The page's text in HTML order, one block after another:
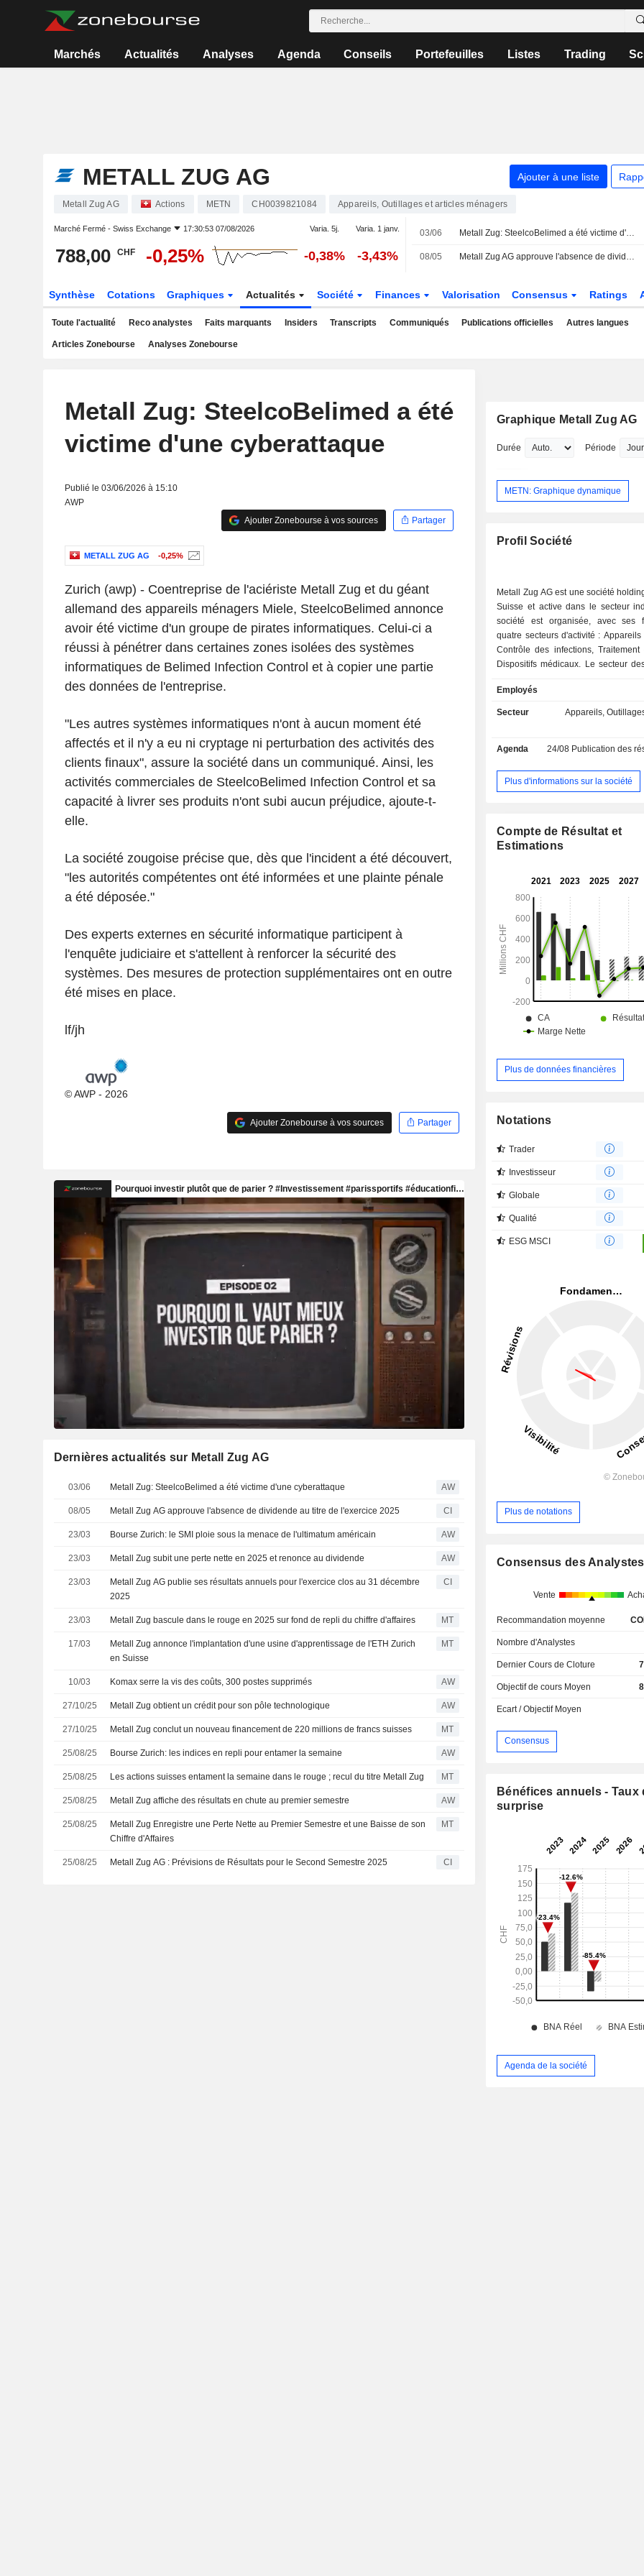
Marchés Actualités Analyses Agenda Conseils Portefeuilles Listes Trading
METALL ZUG AG Ajouter à une liste
Metall Zug AG Actions METN CH0039821084 Appareils, Outillages et articles ménagers
Marché Fermé - Swiss Exchange 17:30:53 07/08/2026 Varia. 5j. Varia. 1 janv.
788,00 CHF -0,25% -0,38% -3,43%
03/06 Metall Zug: SteelcoBelimed a été victime d'une cyberattaque
08/05 Metall Zug AG approuve l'absence de dividende au titre de l'exercice 2025
Synthèse Cotations Graphiques Actualités Société Finances Valorisation Consensus Ratings
Toute l'actualité Reco analystes Faits marquants Insiders Transcripts Communiqués Publications officielles Autres langues
Articles Zonebourse Analyses Zonebourse
Metall Zug: SteelcoBelimed a été
victime d'une cyberattaque
Publié le 03/06/2026 à 15:10
AWP
Ajouter Zonebourse à vos sources
Partager
METALL ZUG AG -0,25%
Zurich (awp) - Coentreprise de l'aciériste Metall Zug et du géant
allemand des appareils ménagers Miele, SteelcoBelimed annonce
avoir été victime d'un groupe de pirates informatiques. Celui-ci a
réussi à pénétrer dans certaines zones isolées des systèmes
informatiques de Belimed Infection Control et à copier une partie
des données de l'entreprise.
"Les autres systèmes informatiques n'ont à aucun moment été
affectés et il n'y a eu ni cryptage ni perturbation des activités des
clients finaux", assure la société dans un communiqué. Ainsi, les
activités commerciales de SteelcoBelimed Infection Control et sa
capacité à livrer ses produits n'ont subi aucun préjudice, ajoute-t-
elle.
La société zougoise précise que, dès que l'incident a été découvert,
"les autorités compétentes ont été informées et une plainte pénale
a été déposée."
Des experts externes en sécurité informatique participent à
l'enquête judiciaire et s'attellent à renforcer la sécurité des
systèmes. Des mesures de protection supplémentaires ont en outre
été mises en place.
lf/jh
© AWP - 2026
Ajouter Zonebourse à vos sources Partager
Dernières actualités sur Metall Zug AG
03/06 Metall Zug: SteelcoBelimed a été victime d'une cyberattaque AW
08/05 Metall Zug AG approuve l'absence de dividende au titre de l'exercice 2025 CI
23/03 Bourse Zurich: le SMI ploie sous la menace de l'ultimatum américain AW
23/03 Metall Zug subit une perte nette en 2025 et renonce au dividende AW
23/03
Metall Zug AG publie ses résultats annuels pour l'exercice clos au 31 décembre
2025
CI
23/03 Metall Zug bascule dans le rouge en 2025 sur fond de repli du chiffre d'affaires MT
17/03
Metall Zug annonce l'implantation d'une usine d'apprentissage de l'ETH Zurich
en Suisse
MT
10/03 Komax serre la vis des coûts, 300 postes supprimés AW
27/10/25 Metall Zug obtient un crédit pour son pôle technologique AW
27/10/25 Metall Zug conclut un nouveau financement de 220 millions de francs suisses MT
25/08/25 Bourse Zurich: les indices en repli pour entamer la semaine AW
25/08/25 Les actions suisses entament la semaine dans le rouge ; recul du titre Metall Zug MT
25/08/25 Metall Zug affiche des résultats en chute au premier semestre AW
25/08/25
Metall Zug Enregistre une Perte Nette au Premier Semestre et une Baisse de son
Chiffre d'Affaires
MT
25/08/25 Metall Zug AG : Prévisions de Résultats pour le Second Semestre 2025 CI
Graphique Metall Zug AG
Durée Période
METN: Graphique dynamique
Profil Société
Metall Zug AG est une société
Suisse et active dans le secteur
société est organisée, avec ses
quatre secteurs d'activité : Appareils
Contrôle des infections,
Dispositifs médicaux. Le secteur
appareils pour la cuisine et la
ainsi que pour l'industrie hôtelière.
Infection Control fournit des
pharmaceutiques et les
équipements pour le traitement
secteur des dispositifs médicaux
la société comprennent notamment
Gehrig Group AG, Belimed AG,
Employés
Secteur
Appareils,
Agenda 24/08 Publication des résultats
Plus d'informations sur la société
Compte de Résultat et
Estimations
Plus de données financières
Notations
Trader
Investisseur
Globale
Qualité
ESG MSCI
Plus de notations
Consensus des Analystes
Vente
Recommandation moyenne
Nombre d'Analystes
Dernier Cours de Cloture
Objectif de cours Moyen
Ecart / Objectif Moyen
Consensus
Bénéfices annuels - Taux
surprise
Agenda de la société